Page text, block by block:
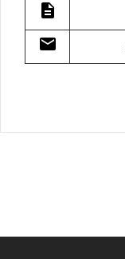
description
mail